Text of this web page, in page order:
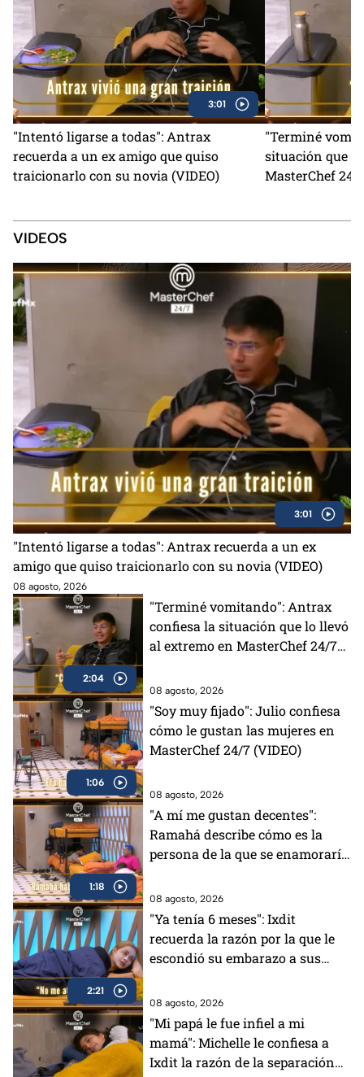
3:01
"Intentó ligarse a todas": Antrax
recuerda a un ex amigo que quiso
traicionarlo con su novia (VIDEO)
"Terminé
situación que
MasterChef 24/
VIDEOS
3:01
"Intentó ligarse a todas": Antrax recuerda a un ex
amigo que quiso traicionarlo con su novia (VIDEO)
08 agosto, 2026
2:04
"Terminé vomitando": Antrax
confiesa la situación que lo llevó
al extremo en MasterChef 24/7
08 agosto, 2026
1:06
"Soy muy fijado": Julio confiesa
cómo le gustan las mujeres en
MasterChef 24/7 (VIDEO)
08 agosto, 2026
1:18
"A mí me gustan decentes":
Ramahá describe cómo es la
persona de la que se enamoraría
08 agosto, 2026
2:21
"Ya tenía 6 meses": Ixdit
recuerda la razón por la que le
escondió su embarazo a sus
(VIDEO)
08 agosto, 2026
"Mi papá le fue infiel a mi
mamá": Michelle le confiesa a
Ixdit la razón de la separación